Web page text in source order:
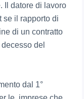
Il datore di lavoro
se il rapporto di
di un contratto
del
dal 1°